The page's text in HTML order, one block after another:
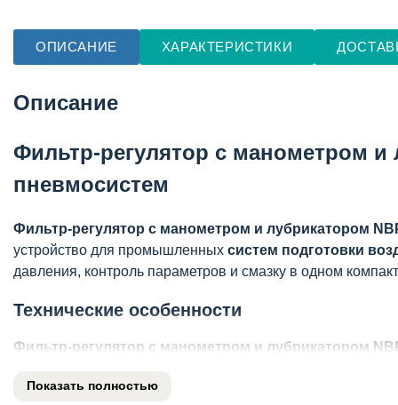
ОПИСАНИЕ ХАРАКТЕРИСТИКИ
Описание
Фильтр-регулятор с манометром и
пневмосистем
Фильтр-регулятор с манометром и лубрикатором
устройство для промышленных систем подготовки
давления, контроль параметров и смазку в одном
Технические особенности
Фильтр-регулятор с манометром и лубрикатором
Рабочим давлением до 1.6 МПа (16 бар) с точной
Показать полностью